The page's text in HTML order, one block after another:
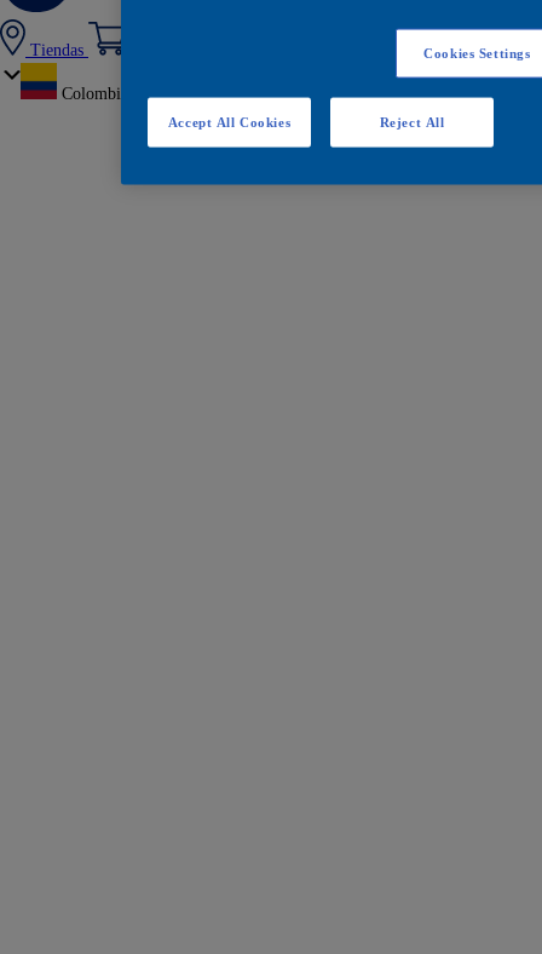
Tiendas
Colombia
Cookies Settings
Reject All
Accept All Cookies